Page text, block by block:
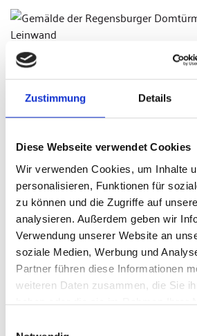
Zustimmung Details
Diese Webseite verwendet Cookies
Wir verwenden Cookies, um Inhalte
personalisieren, Funktionen für
zu können und die Zugriffe auf
analysieren. Außerdem geben wir
Verwendung unserer Website an
soziale Medien, Werbung und
Partner führen diese Informationen
weiteren Daten zusammen, die Sie
haben oder die sie im Rahmen Ihrer
Tanja Kubani, Ratisbonangle: An – Auf
auf Leinwand, 2011.
Ein neuer Blick auf die
Kathedrale
In dieser Zusammenschau eröffnet
vergegenwärtigt die gotische
Resonanzraum. Die präsentierten
wie stark St. Peter bis heute
prägt und welche Aktualität und
Sakralbau im 21. Jahrhundert besitzt.
dazu ein, die Kathedrale neu zu
architektonisches Meisterwerk, als
kulturelle Inspirationsquelle, die über
nichts von ihrer Faszination verloren